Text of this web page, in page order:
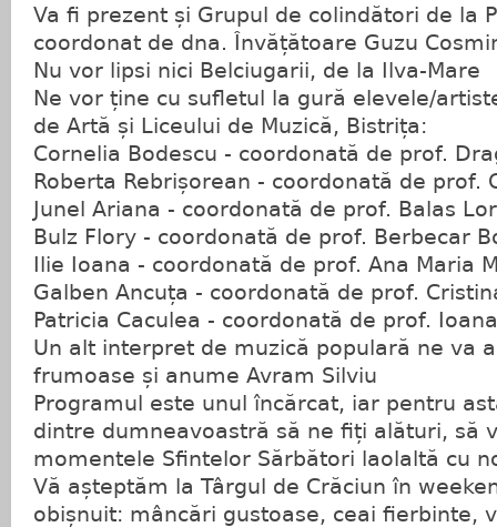
Va fi prezent și Grupul de colindători de la
coordonat de dna. Învățătoare Guzu
Nu vor lipsi nici Belciugarii, de la Ilva-Mare
Ne vor ține cu sufletul la gură elevele/
de Artă și Liceului de Muzică, Bistrița:
Cornelia Bodescu - coordonată de prof.
Roberta Rebrișorean - coordonată de prof.
Junel Ariana - coordonată de prof. Balas
Bulz Flory - coordonată de prof. Berbecar
Ilie Ioana - coordonată de prof. Ana Maria
Galben Ancuța - coordonată de prof.
Patricia Caculea - coordonată de prof.
Un alt interpret de muzică populară ne va
frumoase și anume Avram Silviu
Programul este unul încărcat, iar pentru
dintre dumneavoastră să ne fiți alături, să
momentele Sfintelor Sărbători laolaltă cu
Vă așteptăm la Târgul de Crăciun în
obișnuit: mâncări gustoase, ceai fierbinte,